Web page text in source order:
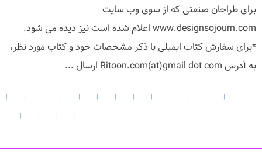
برای طراحان صنعتی که از سوی وب سایت
www.designsojourn.com اعلام شده است نیز دیده می شود.
*برای سفارش کتاب ایمیلی با ذکر مشخصات خود و کتاب مورد نظر،
به آدرس Ritoon.com(at)gmail dot com ارسال ...
|
|
|
|
|
|
|
|
|
|
|
|
|
|
|
|
|